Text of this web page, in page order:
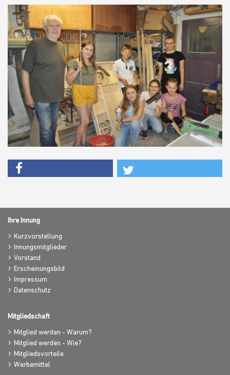
Ihre Innung
Kurzvorstellung
Innungsmitglieder
Vorstand
Erscheinungsbild
Impressum
Datenschutz
Mitgliedschaft
Mitglied werden - Warum?
Mitglied werden - Wie?
Mitgliedsvorteile
Werbemittel